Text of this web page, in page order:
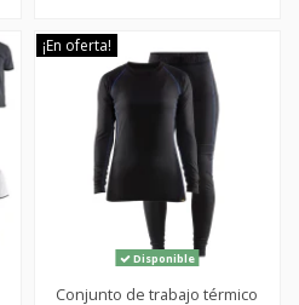
¡En oferta!
Disponible
Conjunto de trabajo térmico